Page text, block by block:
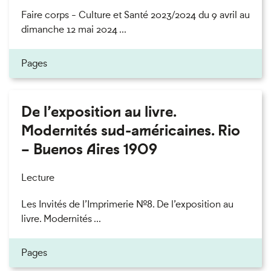
Faire corps - Culture et Santé 2023/2024 du 9 avril au
dimanche 12 mai 2024 ...
Pages
De l’exposition au livre.
Modernités sud-américaines. Rio
– Buenos Aires 1909
Lecture
Les Invités de l’Imprimerie n°8. De l’exposition au
livre. Modernités ...
Pages